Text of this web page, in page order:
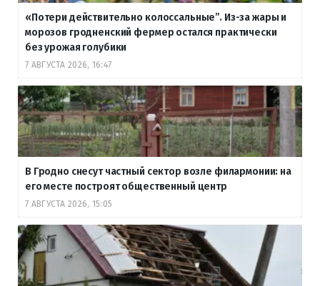
«Потери действительно колоссальные”. Из-за жары и
морозов гродненский фермер остался практически
без урожая голубики
7 АВГУСТА 2026, 16:47
В Гродно снесут частный сектор возле филармонии: на
его месте построят общественный центр
7 АВГУСТА 2026, 15:05